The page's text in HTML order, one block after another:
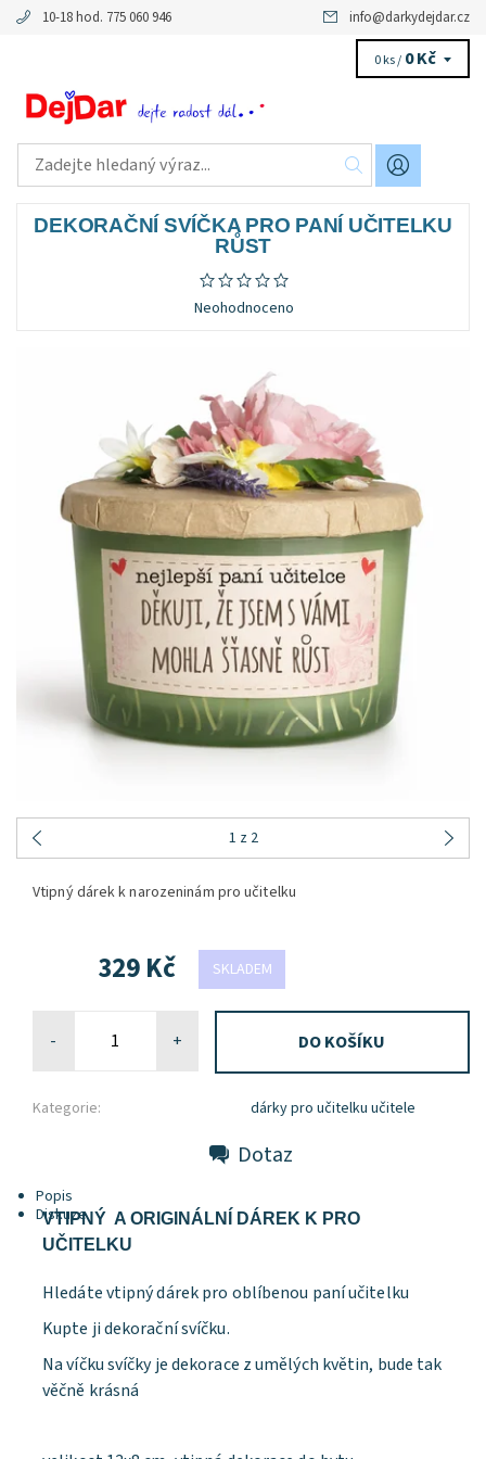
10-18 hod. 775 060 946 info@darkydejdar.cz
0 ks / 0 Kč
DEKORAČNÍ SVÍČKA PRO PANÍ UČITELKU
RŮST
Neohodnoceno
1 z 2
Vtipný dárek k narozeninám pro učitelku
SKLADEM
329 Kč
- +
Kategorie: dárky pro učitelku učitele
Dotaz
Popis
Diskuze
VTIPNÝ A ORIGINÁLNÍ DÁREK K PRO
UČITELKU
Hledáte vtipný dárek pro oblíbenou paní učitelku
Kupte ji dekorační svíčku.
Na víčku svíčky je dekorace z umělých květin, bude tak
věčně krásná